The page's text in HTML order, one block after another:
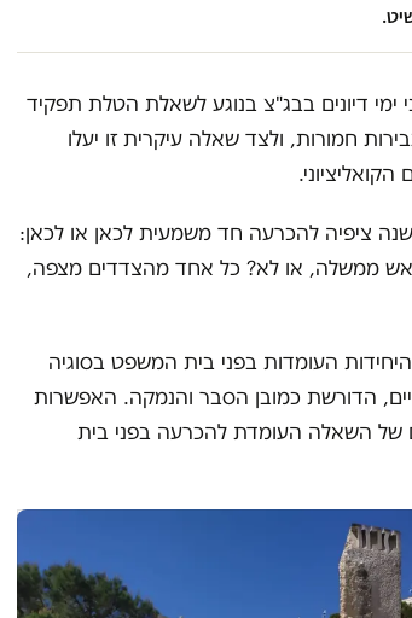
דיונים בבג"צ בנוגע לשאלת הטלת תפקיד
חמורות, ולצד שאלה עיקרית זו יעלו
ציפיה להכרעה חד משמעית לכאן או לכאן:
ממשלה, או לא? כל אחד מהצדדים מצפה,
העומדות בפני בית המשפט בסוגיה
הדורשת כמובן הסבר והנמקה. האפשרות
של השאלה העומדת להכרעה בפני בית